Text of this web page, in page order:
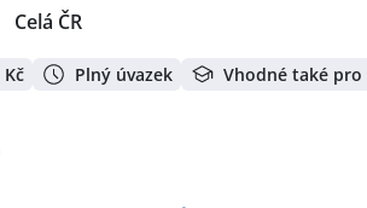
Celá ČR
Kč Plný úvazek Vhodné také